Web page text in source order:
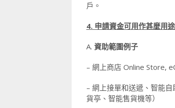
戶。
4. 申請資金可用作甚麼用
A. 資助範圍例子
– 網上商店 Online Store,
– 網上接單和送遞、智能
貨亭、智能售貨機等）